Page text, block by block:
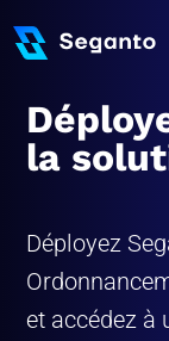
la
Déployez
et accédez à